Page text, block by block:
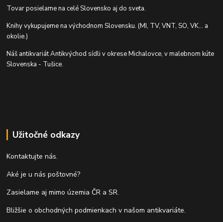
Tovar posielame na celé Slovensko aj do sveta.
Knihy vykupujeme na východnom Slovensku. (MI, TV, VNT, SO, VK... a
okolie.)
Náš antikvariát Antikvýchod sídli v okrese Michalovce, v malebnom kúte
Slovenska - Tušice.
Užitočné odkazy
Kontaktujte nás.
Aké je u nás poštovné?
Zasielame aj mimo územia ČR a SR.
Bližšie o obchodných podmienkach v našom antikvariáte.